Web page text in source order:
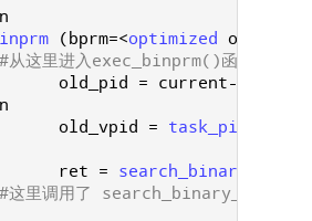
n
( bprm=<optimized out
#从这里进入exec_binprm()函数内部
old_pid = current->
n
old_vpid = task_pid_nr_ns
ret =
#这里调用了